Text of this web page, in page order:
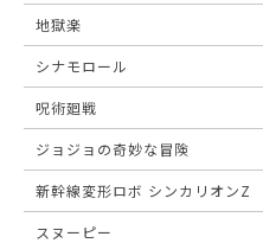
地獄楽
シナモロール
呪術廻戦
ジョジョの奇妙な冒険
新幹線変形ロボ シンカリオンZ
スヌーピー